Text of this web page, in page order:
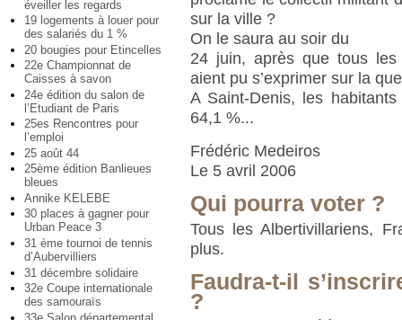
éveiller les regards
19 logements à louer pour
des salariés du 1 %
20 bougies pour Etincelles
22e Championnat de
Caisses à savon
24e édition du salon de
l’Etudiant de Paris
25es Rencontres pour
l’emploi
25 août 44
25ème édition Banlieues
bleues
Annike KELEBE
30 places à gagner pour
Urban Peace 3
31 ème tournoi de tennis
d’Aubervilliers
31 décembre solidaire
32e Coupe internationale
des samouraïs
sur la ville ?
On le saura au soir du
24 juin, après que tous les
aient pu s’exprimer sur la
A Saint-Denis, les
64,1 %...
Frédéric Medeiros
Le 5 avril 2006
Qui pourra voter ?
Tous les Albertivillariens,
plus.
Faudra-t-il
?